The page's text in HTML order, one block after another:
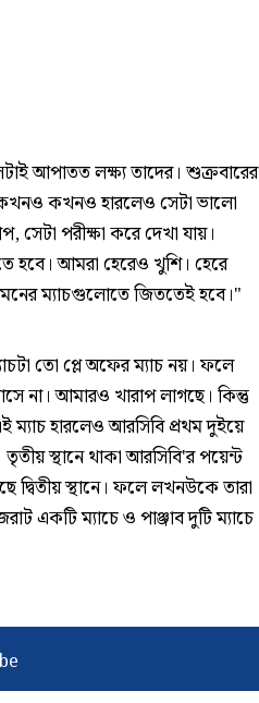
আপাতত লক্ষ্য তাদের। শুক্রবারের
কখনও হারলেও সেটা ভালো
পরীক্ষা করে দেখা যায়।
আমরা হেরেও খুশি। হেরে
ম্যাচগুলোতে জিততেই হবে।"
তো প্লে অফের ম্যাচ নয়। ফলে
না। আমারও খারাপ লাগছে। কিন্তু
ম্যাচ হারলেও আরসিবি প্রথম দুইয়ে
স্থানে থাকা আরসিবি'র পয়েন্ট
স্থানে। ফলে লখনউকে তারা
একটি ম্যাচে ও পাঞ্জাব দুটি ম্যাচে